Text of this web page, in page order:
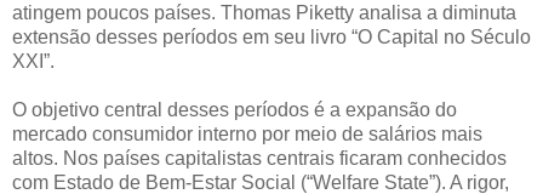
atingem poucos países. Thomas Piketty analisa a diminuta
extensão desses períodos em seu livro “O Capital no Século
XXI”.
O objetivo central desses períodos é a expansão do
mercado consumidor interno por meio de salários mais
altos. Nos países capitalistas centrais ficaram conhecidos
com Estado de Bem-Estar Social (“Welfare State”). A rigor,